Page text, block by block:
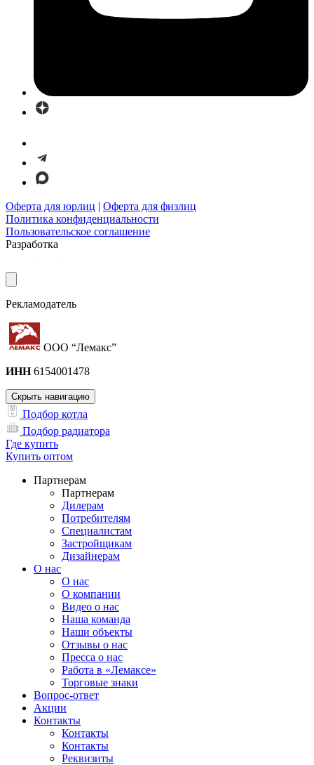
Оферта для юрлиц | Оферта для физлиц
Политика конфиденциальности
Пользовательское соглашение
Разработка
Рекламодатель
ООО “Лемакс”
ИНН6154001478
Скрыть навигацию
Подбор котла
Подбор радиатора
Где купить
Купить оптом
Партнерам
Партнерам
Дилерам
Потребителям
Специалистам
Застройщикам
Дизайнерам
О нас
О нас
О компании
Видео о нас
Наша команда
Наши объекты
Отзывы о нас
Пресса о нас
Работа в «Лемаксе»
Торговые знаки
Вопрос-ответ
Акции
Контакты
Контакты
Контакты
Реквизиты